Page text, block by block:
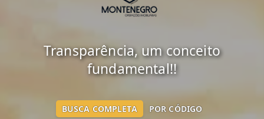
Transparência, um conceito
fundamental!!
BUSCA COMPLETA POR CÓDIGO